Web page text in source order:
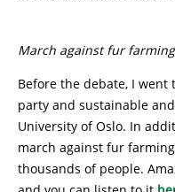
March against fur
Before the debate, I went
party and sustainable
University of Oslo. In
march against fur
thousands of people.